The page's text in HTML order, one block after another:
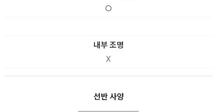
O
내부 조명
X
선반 사양